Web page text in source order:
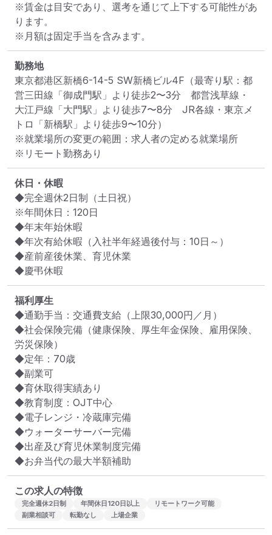
※賃金は目安であり、選考を通じて上下する可能性があ
ります。
※月額は固定手当を含みます。
勤務地
東京都港区新橋6-14-5 SW新橋ビル4F （最寄り駅：都
営三田線「御成門駅」より徒歩2〜3分　都営浅草線・
大江戸線「大門駅」より徒歩7〜8分　JR各線・東京メ
トロ「新橋駅」より徒歩9〜10分）
※就業場所の変更の範囲：求人者の定める就業場所
※リモート勤務あり
休日・休暇
◆完全週休2日制（土日祝）
※年間休日：120日
◆年末年始休暇
◆年次有給休暇（入社半年経過後付与：10日～）
◆産前産後休業、育児休業
◆慶弔休暇
福利厚生
◆通勤手当：交通費支給（上限30,000円／月）
◆社会保険完備（健康保険、厚生年金保険、雇用保険、
労災保険）
◆定年：70歳
◆副業可
◆育休取得実績あり
◆教育制度：OJT中心
◆電子レンジ・冷蔵庫完備
◆ウォーターサーバー完備
◆出産及び育児休業制度完備
◆お弁当代の最大半額補助
この求人の特徴
完全週休2日制 年間休日120日以上
リモートワーク可能
副業相談可
転勤なし 上場企業